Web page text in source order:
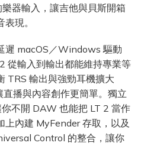
器輸入，讓吉他與貝斯開箱
現。
遲 macOS／Windows 驅動
從輸入到輸出都能維持專業等
TRS 輸出與強勁耳機擴大
播與內容創作更簡單。獨立
不開 DAW 也能把 LT 2 當作
上內建 MyFender 存取，以及
Control 的整合，讓你